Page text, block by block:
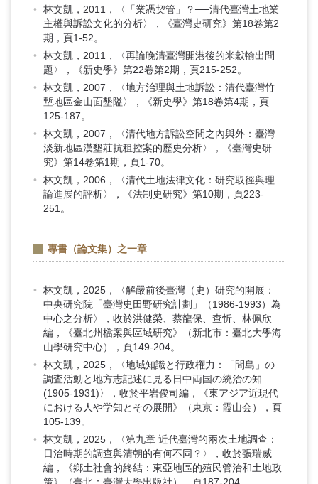
林文凱，2011，〈「業憑契管」？──清代臺灣土地業
主權與訴訟文化的分析〉，《臺灣史研究》第18卷第2
期，頁1-52。
林文凱，2011，〈再論晚清臺灣開港後的米穀輸出問
題〉，《新史學》第22卷第2期，頁215-252。
林文凱，2007，〈地方治理與土地訴訟：清代臺灣竹
塹地區金山面墾隘〉，《新史學》第18卷第4期，頁
125-187。
林文凱，2007，〈清代地方訴訟空間之內與外：臺灣
淡新地區漢墾莊抗租控案的歷史分析〉，《臺灣史研
究》第14卷第1期，頁1-70。
林文凱，2006，〈清代土地法律文化：研究取徑與理
論進展的評析〉，《法制史研究》第10期，頁223-
251。
專書（論文集）之一章
林文凱，2025，〈解嚴前後臺灣（史）研究的開展：
中央研究院「臺灣史田野研究計劃」（1986-1993）為
中心之分析〉，收於洪健榮、蔡龍保、查忻、林佩欣
編，《臺北州檔案與區域研究》（新北市：臺北大學海
山學研究中心），頁149-204。
林文凱，2025，〈地域知識と行政権力：「間島」の
調査活動と地方志記述に見る日中両国の統治の知
(1905-1931)〉，收於平岩俊司編，《東アジア近現代
における人や学知とその展開》（東京：霞山会），頁
105-139。
林文凱，2025，〈第九章 近代臺灣的兩次土地調查：
日治時期的調查與清朝的有何不同？〉，收於張瑞威
編，《鄉土社會的終結：東亞地區的殖民管治和土地政